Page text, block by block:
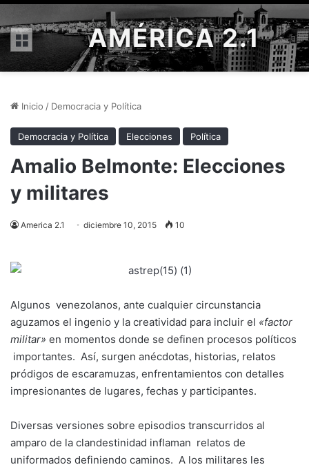
Menú AMÉRICA 2.1
Inicio / Democracia y Política
Democracia y Política Elecciones Política
Amalio Belmonte: Elecciones
y militares
America 2.1 diciembre 10, 2015 10
Algunos venezolanos, ante cualquier circunstancia
aguzamos el ingenio y la creatividad para incluir el «factor
militar» en momentos donde se definen procesos políticos
importantes. Así, surgen anécdotas, historias, relatos
pródigos de escaramuzas, enfrentamientos con detalles
impresionantes de lugares, fechas y participantes.
Diversas versiones sobre episodios transcurridos al
amparo de la clandestinidad inflaman relatos de
uniformados definiendo caminos. A los militares les